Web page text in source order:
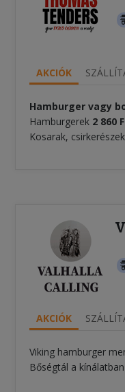
AKCIÓK
Hamburger vagy
Hamburgerek 2 860
Kosarak,
AKCIÓK
Viking hamburger
Bőségtál a kínálatban